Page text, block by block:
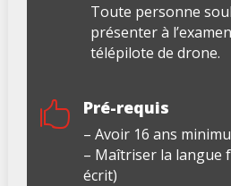
Toute personne
présenter à
télépilote de drone.
 Pré-requis
– Avoir 16 ans
– Maîtriser la langue
écrit)